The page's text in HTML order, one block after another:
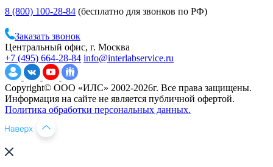
8 (800) 100-28-84 (бесплатно для звонков по РФ)
Заказать звонок
Центральный офис, г. Москва
+7 (495) 664-28-84 info@interlabservice.ru
Copyright© ООО «ИЛС» 2002-2026г. Все права защищены.
Информация на сайте не является публичной офертой.
Политика обработки персональных данных.